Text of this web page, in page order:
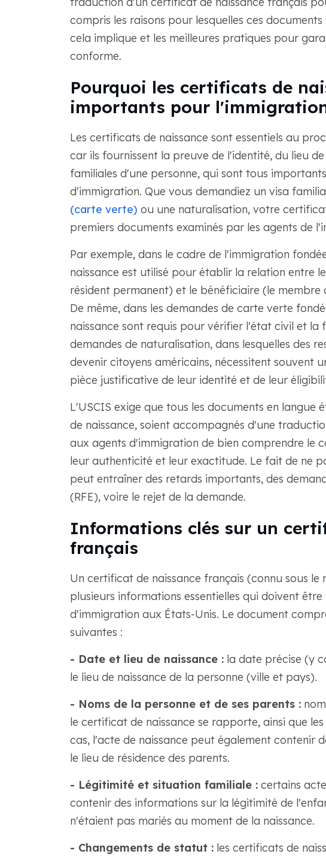
compris les raisons pour lesquelles ces
cela implique et les meilleures pratiques pour
conforme.
Pourquoi les certificats de
importants pour
Les certificats de naissance sont essentiels au
car ils fournissent la preuve de l'identité, du lieu
familiales d'une personne, qui sont tous
d'immigration. Que vous demandiez un visa
(carte verte) ou une naturalisation, votre
premiers documents examinés par les agents de
Par exemple, dans le cadre de l'immigration
naissance est utilisé pour établir la relation entre
résident permanent) et le bénéficiaire (le
De même, dans les demandes de carte verte
naissance sont requis pour vérifier l'état civil et la
demandes de naturalisation, dans lesquelles des
devenir citoyens américains, nécessitent souvent
pièce justificative de leur identité et de leur
L'USCIS exige que tous les documents en langue
de naissance, soient accompagnés d'une
aux agents d'immigration de bien comprendre le
leur authenticité et leur exactitude. Le fait de ne
peut entraîner des retards importants, des
(RFE), voire le rejet de la demande.
Informations clés sur un
français
Un certificat de naissance français (connu sous
plusieurs informations essentielles qui doivent
d'immigration aux États-Unis. Le document
suivantes :
- Date et lieu de naissance :la date précise (y
le lieu de naissance de la personne (ville et pays).
- Noms de la personne et de ses parents :nom
le certificat de naissance se rapporte, ainsi que
cas, l'acte de naissance peut également contenir
le lieu de résidence des parents.
- Légitimité et situation familiale :certains
contenir des informations sur la légitimité de
n'étaient pas mariés au moment de la naissance.
- Changements de statut :les certificats de